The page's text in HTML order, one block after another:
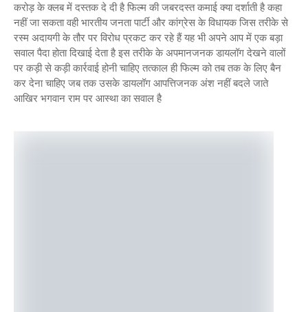
करोड़ के क्लब में दस्तक दे दी है फिल्म की जबरदस्त कमाई क्या दर्शाती है कहा
नहीं जा सकता वही भारतीय जनता पार्टी और कांग्रेस के विधायक जिस तरीके से
रस्म अदायगी के तौर पर विरोध प्रकट कर रहे हैं यह भी अपने आप में एक बड़ा
सवाल पैदा होता दिखाई देता है इस तरीके के अपमानजनक डायलॉग देखने वालों
पर कड़ी से कड़ी कार्रवाई होनी चाहिए तत्काल ही फिल्म को तब तक के लिए बैन
कर देना चाहिए जब तक उसके डायलॉग आपत्तिजनक अंश नहीं बदले जाते
आखिर भगवान राम पर आस्था का सवाल है